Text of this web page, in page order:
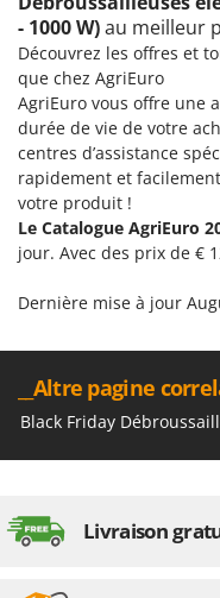
Santos
Sbaraglia
Schnitzer
Seven Italy
Shark
Silky
Simatech
Sirman
Skil
Snapper
Spring Protezione
- 1000 W)au meilleur
Découvrez les offres et
que chez AgriEuro
AgriEuro vous offre une
durée de vie de votre
centres d’assistance
rapidement et
votre produit !
Le Catalogue AgriEuro
jour. Avec des prix de €
Dernière mise à jour
__Altre pagine
Black Friday
Livraison